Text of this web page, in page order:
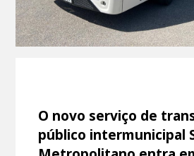
O novo serviço de
público intermunicipal